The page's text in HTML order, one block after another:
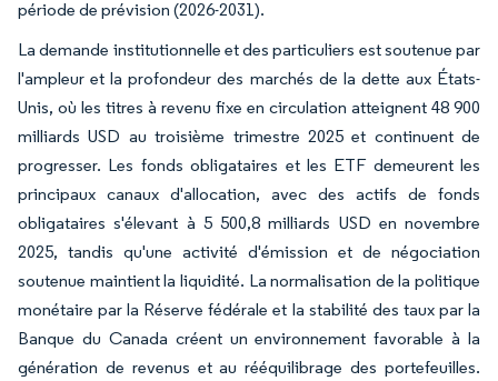
période de prévision (2026-2031).
La demande institutionnelle et des particuliers est soutenue par
l'ampleur et la profondeur des marchés de la dette aux États-
Unis, où les titres à revenu fixe en circulation atteignent 48 900
milliards USD au troisième trimestre 2025 et continuent de
progresser. Les fonds obligataires et les ETF demeurent les
principaux canaux d'allocation, avec des actifs de fonds
obligataires s'élevant à 5 500,8 milliards USD en novembre
2025, tandis qu'une activité d'émission et de négociation
soutenue maintient la liquidité. La normalisation de la politique
monétaire par la Réserve fédérale et la stabilité des taux par la
Banque du Canada créent un environnement favorable à la
génération de revenus et au rééquilibrage des portefeuilles.